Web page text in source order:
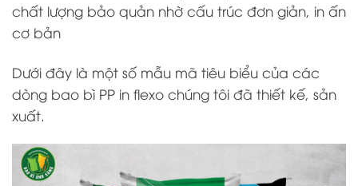
chất lượng bảo quản nhờ cấu trúc đơn giản, in ấn
cơ bản
Dưới đây là một số mẫu mã tiêu biểu của các
dòng bao bì PP in flexo chúng tôi đã thiết kế, sản
xuất.